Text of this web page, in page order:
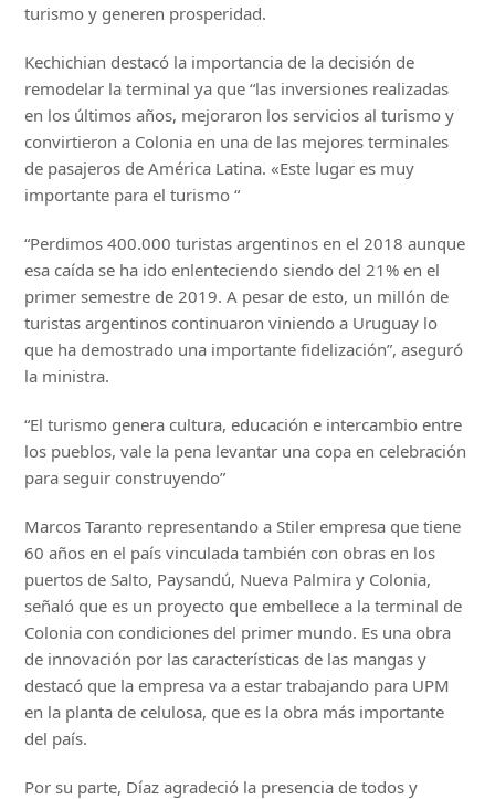
turismo y generen prosperidad.
Kechichian destacó la importancia de la decisión de
remodelar la terminal ya que “las inversiones realizadas
en los últimos años, mejoraron los servicios al turismo y
convirtieron a Colonia en una de las mejores terminales
de pasajeros de América Latina. «Este lugar es muy
importante para el turismo “
“Perdimos 400.000 turistas argentinos en el 2018 aunque
esa caída se ha ido enlenteciendo siendo del 21% en el
primer semestre de 2019. A pesar de esto, un millón de
turistas argentinos continuaron viniendo a Uruguay lo
que ha demostrado una importante fidelización”, aseguró
la ministra.
“El turismo genera cultura, educación e intercambio entre
los pueblos, vale la pena levantar una copa en celebración
para seguir construyendo”
Marcos Taranto representando a Stiler empresa que tiene
60 años en el país vinculada también con obras en los
puertos de Salto, Paysandú, Nueva Palmira y Colonia,
señaló que es un proyecto que embellece a la terminal de
Colonia con condiciones del primer mundo. Es una obra
de innovación por las características de las mangas y
destacó que la empresa va a estar trabajando para UPM
en la planta de celulosa, que es la obra más importante
del país.
Por su parte, Díaz agradeció la presencia de todos y